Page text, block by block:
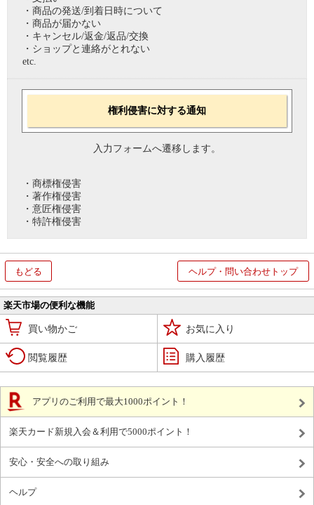
・商品の発送/到着日時について
・商品が届かない
・キャンセル/返金/返品/交換
・ショップと連絡がとれない
etc.
権利侵害に対する通知
入力フォームへ遷移します。
・商標権侵害
・著作権侵害
・意匠権侵害
・特許権侵害
もどる ヘルプ・問い合わせトップ
楽天市場の便利な機能
買い物かご お気に入り
閲覧履歴 購入履歴
アプリのご利用で最大1000ポイント！
楽天カード新規入会＆利用で5000ポイント！
安心・安全への取り組み
ヘルプ